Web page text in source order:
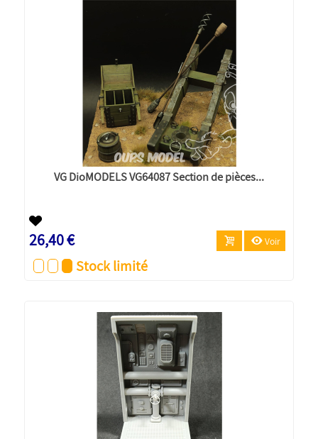
VG DioMODELS VG64087 Section de pièces...
26,40 € Voir
Stock limité